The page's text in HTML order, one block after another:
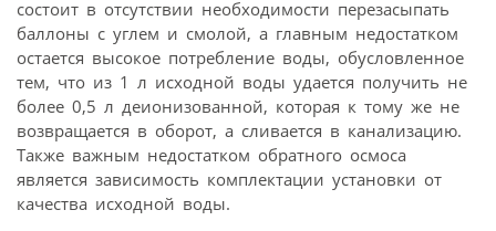
состоит в отсутствии необходимости перезасыпать
баллоны с углем и смолой, а главным недостатком
остается высокое потребление воды, обусловленное
тем, что из 1 л исходной воды удается получить не
более 0,5 л деионизованной, которая к тому же не
возвращается в оборот, а сливается в канализацию.
Также важным недостатком обратного осмоса
является зависимость комплектации установки от
качества исходной воды.